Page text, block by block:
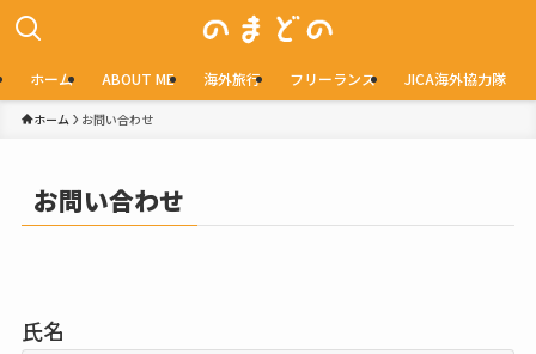
ホーム ABOUT ME 海外旅行 フリーランス JICA海外協力隊
ホーム お問い合わせ
お問い合わせ
氏名